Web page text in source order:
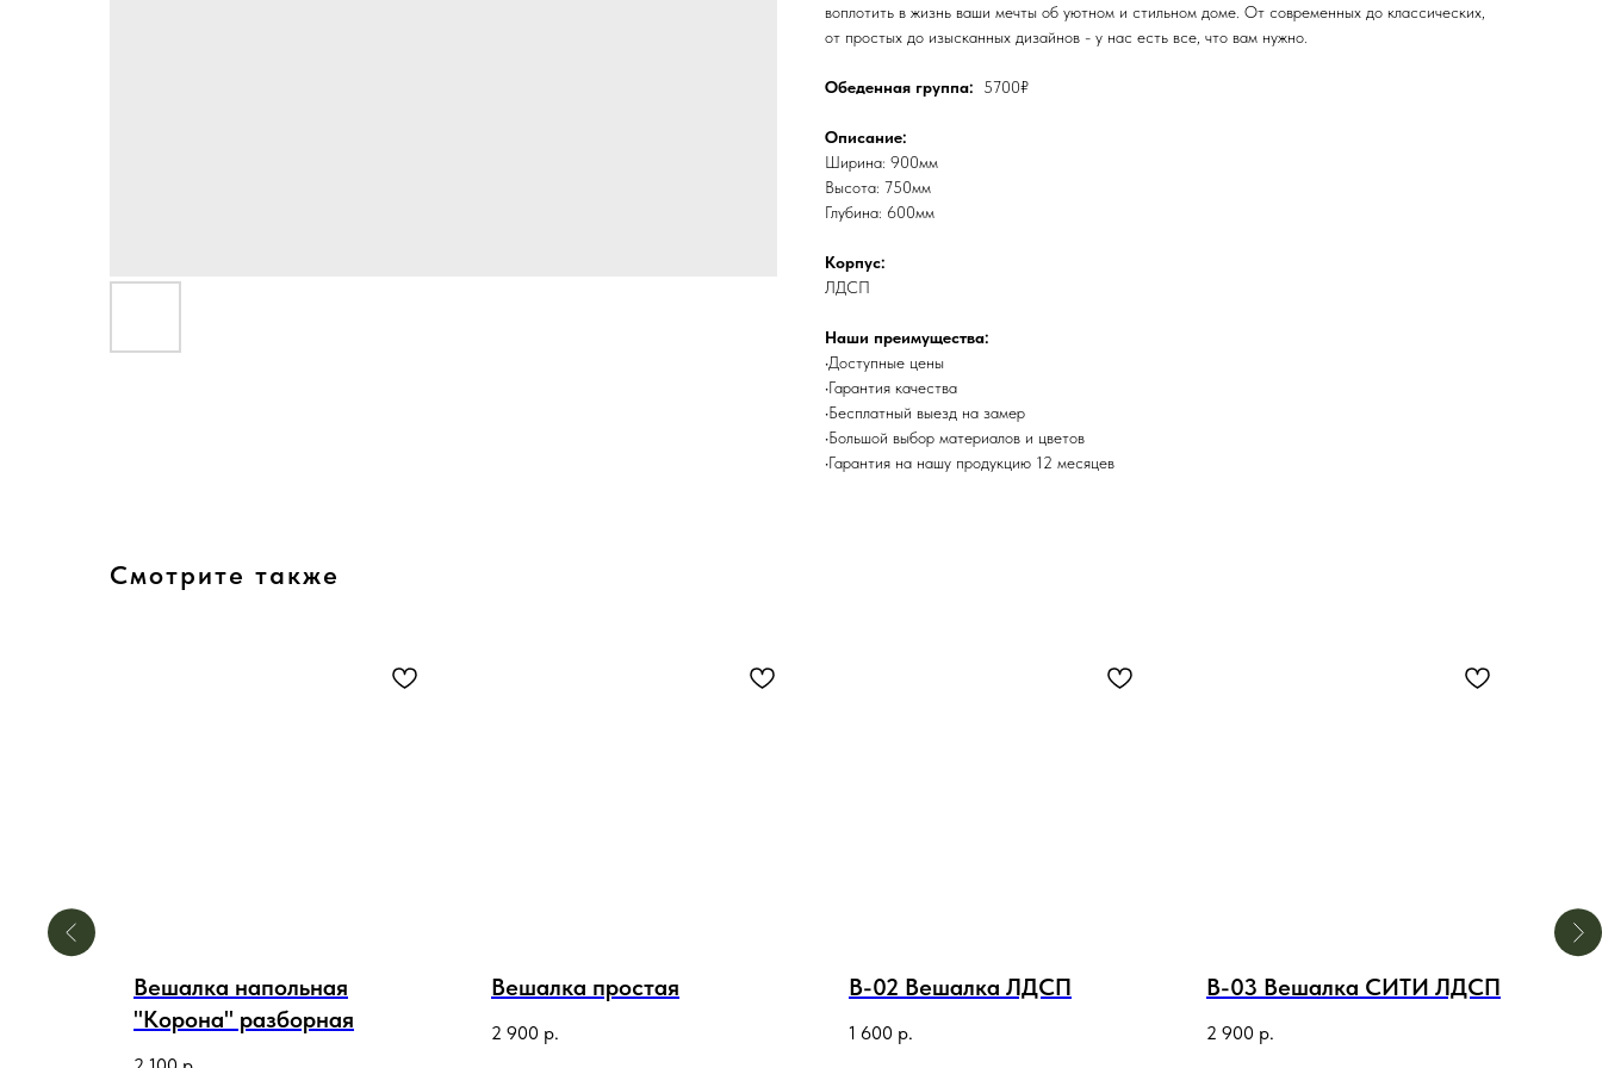
воплотить в жизнь ваши мечты об уютном и стильном доме. От современных до классических,
от простых до изысканных дизайнов - у нас есть все, что вам нужно.
Обеденная группа: 5700₽
Описание:
Ширина: 900мм
Высота: 750мм
Глубина: 600мм
Корпус:
ЛДСП
Наши преимущества:
•Доступные цены
•Гарантия качества
•Бесплатный выезд на замер
•Большой выбор материалов и цветов
•Гарантия на нашу продукцию 12 месяцев
Смотрите также
Вешалка напольная
"Корона" разборная
Вешалка простая
2 900 р.
В-02 Вешалка ЛДСП
1 600 р.
В-03 Вешалка СИТИ ЛДСП
2 900 р.